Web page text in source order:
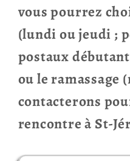
vous pourrez
(lundi ou jeudi ;
postaux débutant
ou le ramassage
contacterons
rencontre à St-